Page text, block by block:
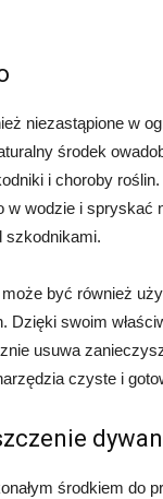
niezastąpione w
środek
i choroby
w wodzie i spryskać
szkodnikami.
może być również
Dzięki swoim
usuwa
czyste i
środkiem do